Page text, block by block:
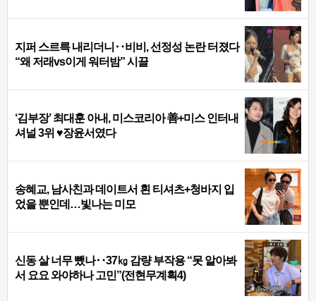
지퍼 스르륵 내리더니‥비비, 선정성 논란 터졌다
“왜 저래vs이게 워터밤” 시끌
‘김부장’ 최대훈 아내, 미스코리아 善+미스 인터내
셔널 3위 ♥장윤서였다
송혜교, 남사친과 데이트서 흰 티셔츠+청바지 입
었을 뿐인데…빛나는 미모
신동 살 너무 뺐나‥37㎏ 감량 부작용 “못 알아봐
서 요요 와야하나 고민”(전현무계획4)